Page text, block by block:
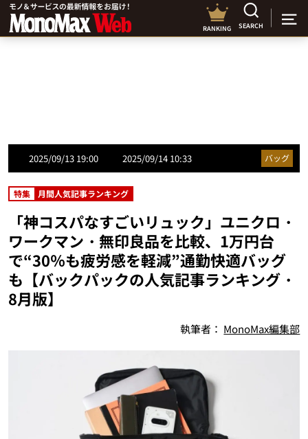
RANKING SEARCH
2025/09/13 19:00 2025/09/14 10:33 バッグ
特集 月間人気記事ランキング
「神コスパなすごいリュック」ユニクロ・
ワークマン・無印良品を比較、1万円台
で“30％も疲労感を軽減”通勤快適バッグ
も【バックパックの人気記事ランキング・
8月版】
執筆者： MonoMax編集部